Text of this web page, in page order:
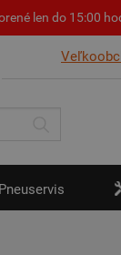
len do 15:00
Pneuservis